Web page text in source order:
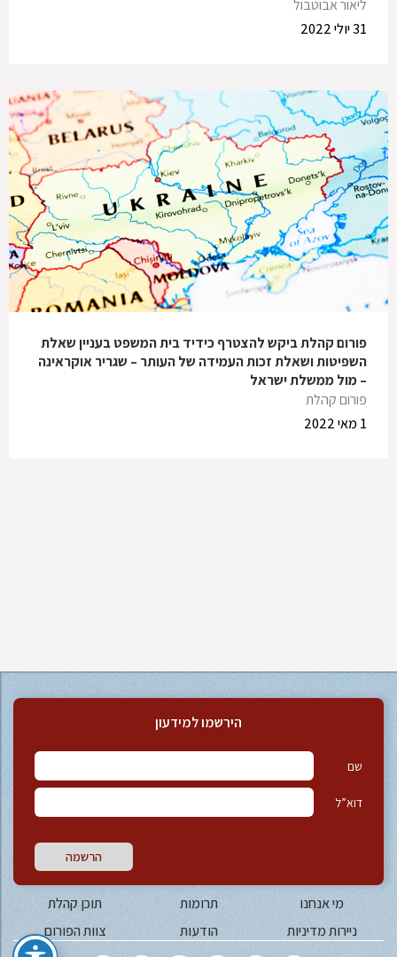
ליאור אבוטבול
31 יולי 2022
פורום קהלת ביקש להצטרף כידיד בית המשפט בעניין שאלת
השפיטות ושאלת זכות העמידה של העותר – שגריר אוקראינה
– מול ממשלת ישראל
פורום קהלת
1 מאי 2022
הירשמו למידעון
שם
דוא”ל
הרשמה
מי אנחנו תרומות
תוכן קהלת
ניירות מדיניות
הודעות צוות הפורום